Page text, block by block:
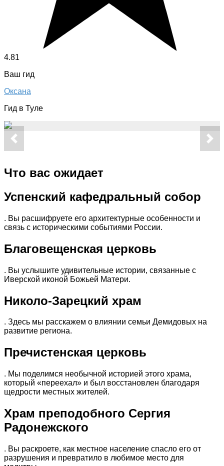
4.81
Ваш гид
Оксана
Гид в Туле
Что вас ожидает
Успенский кафедральный собор
. Вы расшифруете его архитектурные особенности и
связь с историческими событиями России.
Благовещенская церковь
. Вы услышите удивительные истории, связанные с
Иверской иконой Божьей Матери.
Николо-Зарецкий храм
. Здесь мы расскажем о влиянии семьи Демидовых на
развитие региона.
Пречистенская церковь
. Мы поделимся необычной историей этого храма,
который «переехал» и был восстановлен благодаря
щедрости местных жителей.
Храм преподобного Сергия
Радонежского
. Вы раскроете, как местное население спасло его от
разрушения и превратило в любимое место для